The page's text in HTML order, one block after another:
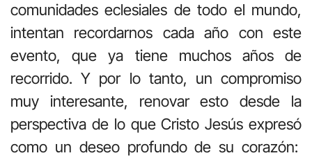
comunidades eclesiales de todo el mundo,
intentan recordarnos cada año con este
evento, que ya tiene muchos años de
recorrido. Y por lo tanto, un compromiso
muy interesante, renovar esto desde la
perspectiva de lo que Cristo Jesús expresó
como un deseo profundo de su corazón: